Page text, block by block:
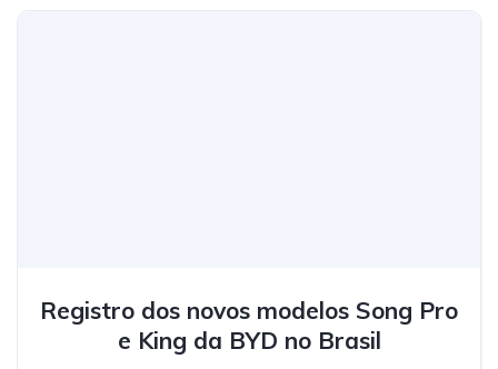
Registro dos novos modelos Song Pro
e King da BYD no Brasil